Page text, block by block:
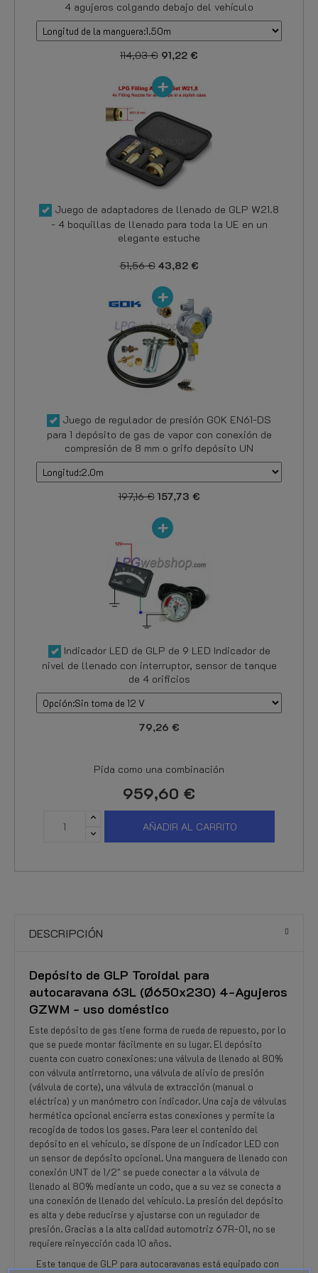
4 agujeros colgando debajo del vehículo
114,03 € 91,22 €
Juego de adaptadores de llenado de GLP W21.8
- 4 boquillas de llenado para toda la UE en un
elegante estuche
51,56 € 43,82 €
Juego de regulador de presión GOK EN61-DS
para 1 depósito de gas de vapor con conexión de
compresión de 8 mm o grifo depósito UN
197,16 € 157,73 €
Indicador LED de GLP de 9 LED Indicador de
nivel de llenado con interruptor, sensor de tanque
de 4 orificios
79,26 €
Pida como una combinación
959,60 €
AÑADIR AL CARRITO
DESCRIPCIÓN
Depósito de GLP Toroidal para
autocaravana 63L (Ø650x230) 4-Agujeros
GZWM - uso doméstico
Este depósito de gas tiene forma de rueda de repuesto, por lo
que se puede montar fácilmente en su lugar. El depósito
cuenta con cuatro conexiones: una válvula de llenado al 80%
con válvula antirretorno, una válvula de alivio de presión
(válvula de corte), una válvula de extracción (manual o
eléctrica) y un manómetro con indicador. Una caja de válvulas
hermética opcional encierra estas conexiones y permite la
recogida de todos los gases. Para leer el contenido del
depósito en el vehículo, se dispone de un indicador LED con
un sensor de depósito opcional. Una manguera de llenado con
conexión UNT de 1/2" se puede conectar a la válvula de
llenado al 80% mediante un codo, que a su vez se conecta a
una conexión de llenado del vehículo. La presión del depósito
es alta y debe reducirse y ajustarse con un regulador de
presión. Gracias a la alta calidad automotriz 67R-01, no se
requiere reinyección cada 10 años.
Este tanque de GLP para autocaravanas está equipado con